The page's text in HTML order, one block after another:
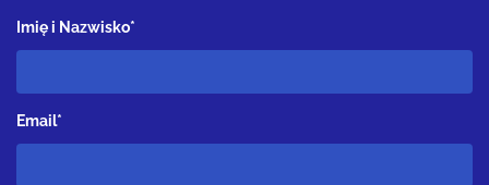
Imię i Nazwisko*
Email*